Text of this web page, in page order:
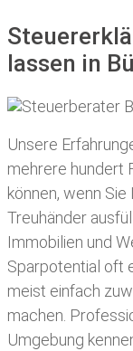
lassen in
Unsere
mehrere hundert
können, wenn Sie
Treuhänder
Immobilien und
Sparpotential oft
meist einfach
machen.
Umgebung